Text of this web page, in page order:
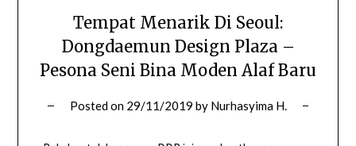
Tempat Menarik Di Seoul:
Dongdaemun Design Plaza –
Pesona Seni Bina Moden Alaf Baru
Posted on 29/11/2019 by Nurhasyima H.